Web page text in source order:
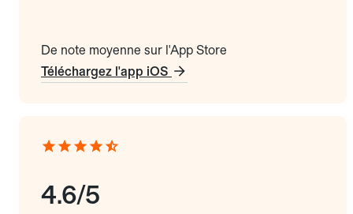
De note moyenne sur l'App Store
Téléchargez l'app iOS
4.6/5